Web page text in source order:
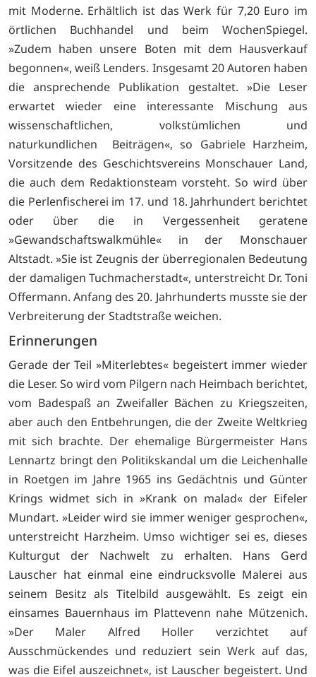
mit Moderne. Erhältlich ist das Werk für 7,20 Euro im
örtlichen Buchhandel und beim WochenSpiegel.
»Zudem haben unsere Boten mit dem Hausverkauf
begonnen«, weiß Lenders. Insgesamt 20 Autoren haben
die ansprechende Publikation gestaltet. »Die Leser
erwartet wieder eine interessante Mischung aus
wissenschaftlichen, volkstümlichen und
naturkundlichen Beiträgen«, so Gabriele Harzheim,
Vorsitzende des Geschichtsvereins Monschauer Land,
die auch dem Redaktionsteam vorsteht. So wird über
die Perlenfischerei im 17. und 18. Jahrhundert berichtet
oder über die in Vergessenheit geratene
»Gewandschaftswalkmühle« in der Monschauer
Altstadt. »Sie ist Zeugnis der überregionalen Bedeutung
der damaligen Tuchmacherstadt«, unterstreicht Dr. Toni
Offermann. Anfang des 20. Jahrhunderts musste sie der
Verbreiterung der Stadtstraße weichen.
Erinnerungen
Gerade der Teil »Miterlebtes« begeistert immer wieder
die Leser. So wird vom Pilgern nach Heimbach berichtet,
vom Badespaß an Zweifaller Bächen zu Kriegszeiten,
aber auch den Entbehrungen, die der Zweite Weltkrieg
mit sich brachte. Der ehemalige Bürgermeister Hans
Lennartz bringt den Politikskandal um die Leichenhalle
in Roetgen im Jahre 1965 ins Gedächtnis und Günter
Krings widmet sich in »Krank on malad« der Eifeler
Mundart. »Leider wird sie immer weniger gesprochen«,
unterstreicht Harzheim. Umso wichtiger sei es, dieses
Kulturgut der Nachwelt zu erhalten. Hans Gerd
Lauscher hat einmal eine eindrucksvolle Malerei aus
seinem Besitz als Titelbild ausgewählt. Es zeigt ein
einsames Bauernhaus im Plattevenn nahe Mützenich.
»Der Maler Alfred Holler verzichtet auf
Ausschmückendes und reduziert sein Werk auf das,
was die Eifel auszeichnet«, ist Lauscher begeistert. Und